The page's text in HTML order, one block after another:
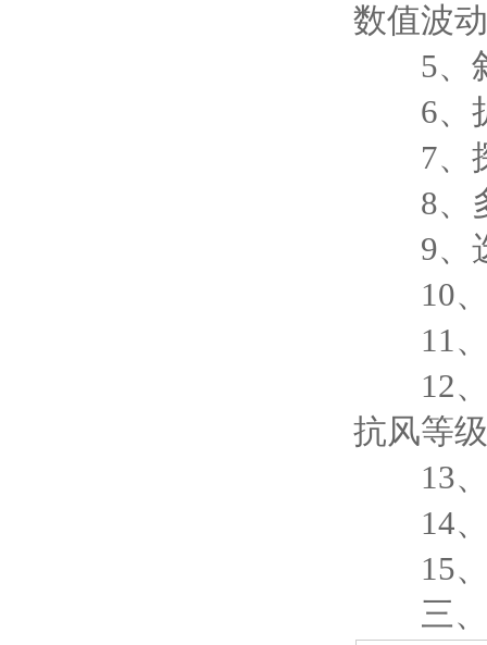
数值波
5、斜
6、扩
7、探
8、多
9、选
10、
11、
12、
抗风等级
13、
14、
15、
三、